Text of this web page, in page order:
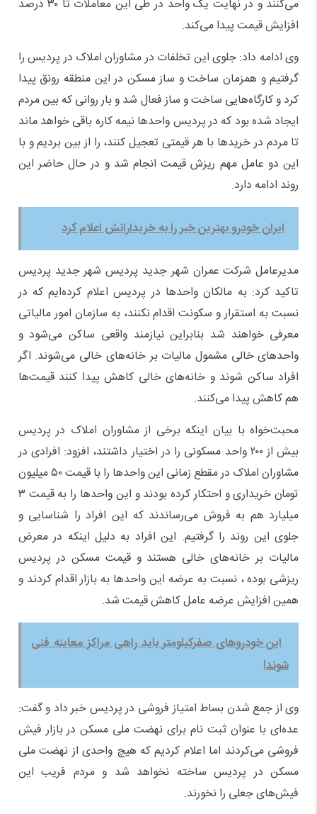
می‌کنند و در نهایت یک واحد در طی این معاملات تا ٣٠ درصد
افزایش قیمت پیدا می‌کند.
وی ادامه داد: جلوی این تخلفات در مشاوران املاک در پردیس را
گرفتیم و همزمان ساخت و ساز مسکن در این منطقه رونق پیدا
کرد و کارگاه‌هایی ساخت و ساز فعال شد و بار روانی که بین مردم
ایجاد شده بود که در پردیس واحدها نیمه کاره باقی خواهد ماند
تا مردم در خریدها با هر قیمتی تعجیل کنند، را از بین بردیم و با
این دو عامل مهم ریزش قیمت انجام شد و در حال حاضر این
روند ادامه دارد.
ایران خودرو بهترین خبر را به خریدارانش اعلام کرد
مدیرعامل شرکت عمران شهر جدید پردیس شهر جدید پردیس
تاکید کرد: به مالکان واحدها در پردیس اعلام کرده‌ایم که در
نسبت به استقرار و سکونت اقدام نکنند، به سازمان امور مالیاتی
معرفی خواهند شد بنابراین نیازمند واقعی ساکن می‌شود و
واحدهای خالی مشمول مالیات بر خانه‌های خالی می‌شوند. اگر
افراد ساکن شوند و خانه‌های خالی کاهش پیدا کنند قیمت‌ها
هم کاهش پیدا می‌کنند.
محبت‌خواه با بیان اینکه برخی از مشاوران املاک در پردیس
بیش از ٢٠٠ واحد مسکونی را در اختیار داشتند، افزود: افرادی در
مشاوران املاک در مقطع زمانی این واحدها را با قیمت ۵٠ میلیون
تومان خریداری و احتکار کرده بودند و این واحدها را به قیمت ٣
میلیارد هم به فروش می‌رساندند که این افراد را شناسایی و
جلوی این روند را گرفتیم. این افراد به دلیل اینکه در معرض
مالیات‌ بر خانه‌های خالی هستند و قیمت مسکن در پردیس
ریزشی بوده ، نسبت به عرضه این واحدها به بازار اقدام کردند و
همین افزایش عرضه عامل کاهش قیمت شد.
این خودرو‌های صفرکیلومتر باید راهی مراکز معاینه فنی
شوند!
وی از جمع شدن بساط امتیاز فروشی در پردیس خبر داد و گفت:
عده‌ای با عنوان ثبت نام برای نهضت ملی مسکن در بازار فیش
فروشی می‌کردند اما اعلام کردیم که هیچ واحدی از نهضت ملی
مسکن در پردیس ساخته نخواهد شد و مردم فریب این
فیش‌های جعلی را نخورند.